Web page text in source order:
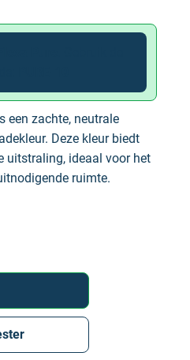
een zachte, neutrale
Deze kleur biedt
uitstraling, ideaal voor het
ruimte.